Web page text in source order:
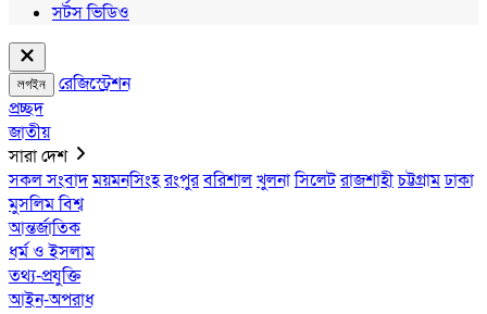
সর্টস ভিডিও
লগইন
রেজিস্ট্রেশন
প্রচ্ছদ
জাতীয়
সারা দেশ
সকল সংবাদময়মনসিংহরংপুরবরিশালখুলনাসিলেটরাজশাহীচট্টগ্রামঢাকা
মুসলিম বিশ্ব
আন্তর্জাতিক
ধর্ম ও ইসলাম
তথ্য-প্রযুক্তি
আইন-অপরাধ